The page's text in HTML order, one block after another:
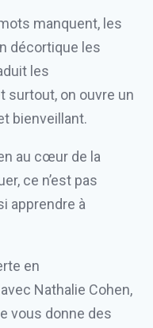
manquent, les
décortique les
les
surtout, on ouvre un
bienveillant.
au cœur de la
ce n’est pas
apprendre à
en
Nathalie Cohen,
vous donne des